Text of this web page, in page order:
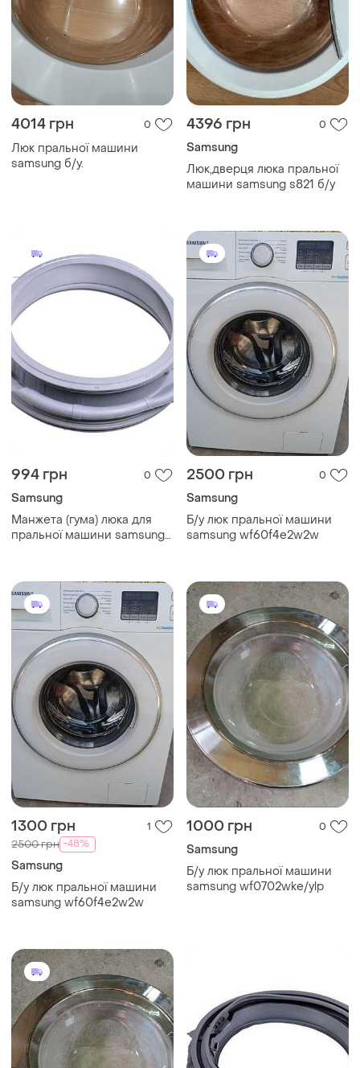
4014 грн 0
Люк пральної машини
samsung б/у.
4396 грн 0
Samsung
Люк,дверця люка пральної
машини samsung s821 б/у
994 грн 0
Samsung
Манжета (гума) люка для
пральної машини samsung
2500 грн 0
Samsung
Б/у люк пральної машини
samsung wf60f4e2w2w
1300 грн 1
2500 грн -48%
Samsung
Б/у люк пральної машини
samsung wf60f4e2w2w
1000 грн 0
Samsung
Б/у люк пральної машини
samsung wf0702wke/ylp